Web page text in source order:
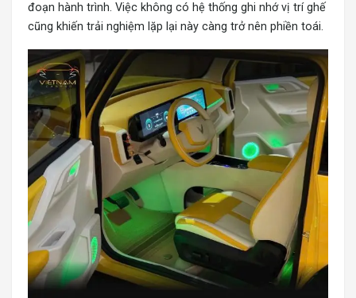
đoạn hành trình. Việc không có hệ thống ghi nhớ vị trí ghế
cũng khiến trải nghiệm lặp lại này càng trở nên phiền toái.